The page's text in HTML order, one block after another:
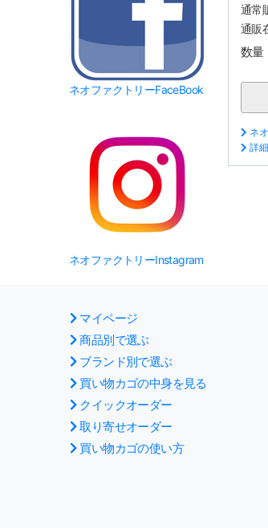
ネオファクトリーFaceBook
ネオファクトリーInstagram
通常
通販
数量
ネ
詳
マイページ
商品別で選ぶ
ブランド別で選ぶ
買い物カゴの中身を見る
クイックオーダー
取り寄せオーダー
買い物カゴの使い方